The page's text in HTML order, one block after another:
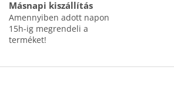
Másnapi kiszállítás
Amennyiben adott napon
15h-ig megrendeli a
terméket!